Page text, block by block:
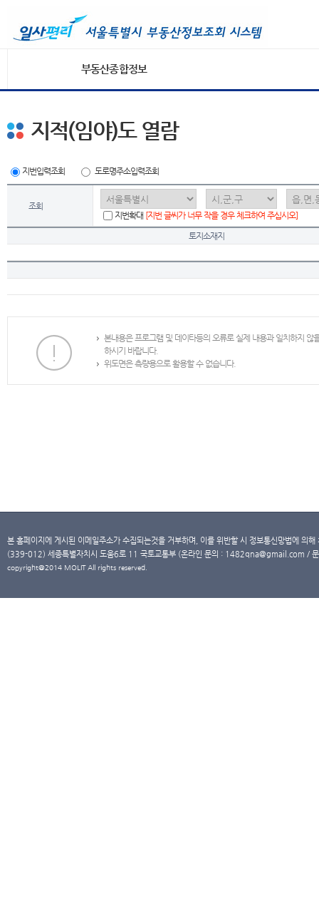
부동산종합정보
지적(임야)도 열람
지번입력조회 도로명주소입력조회
조회
지번확대 [지번 글씨가 너무 작을 경우 체크하여 주십시오]
토지소재지
본내용은 프로그램 및 데이타등의 오류로 실제 내용과 일치하지
하시기 바랍니다.
위도면은 측량용으로 활용할 수 없습니다.
본 홈페이지에 게시된 이메일주소가 수집되는것을 거부하며, 이를 위반할 시 정보통신망법에 의
(339-012) 세종특별자치시 도움6로 11 국토교통부 (온라인 문의 : 1482qna@gmail.com /
copyright@2014 MOLIT All rights reserved.